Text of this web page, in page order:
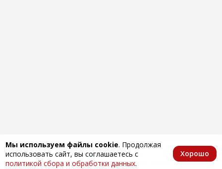
Мы используем файлы cookie. Продолжая
использовать сайт, вы соглашаетесь с
политикой сбора и обработки данных.
Хорошо
Главная КаталогИзбранноеКорзина Аккаунт